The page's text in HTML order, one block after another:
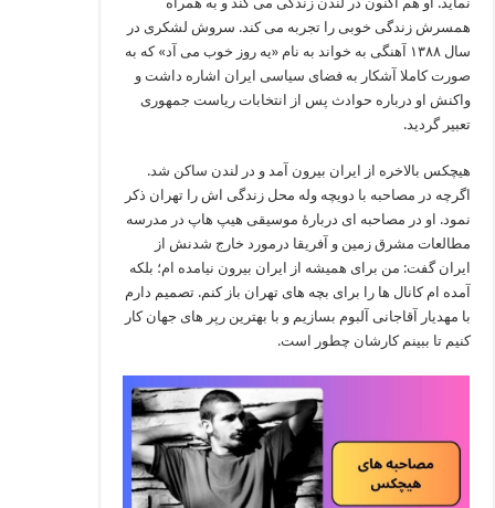
همسرش زندگی خوبی را تجربه می کند. سروش لشکری در
سال ۱۳۸۸ آهنگی به خواند به نام «یه روز خوب می‌ آد» که به
صورت کاملا آشکار به فضای سیاسی ایران اشاره داشت و
واکنش او درباره حوادث پس از انتخابات ریاست جمهوری
تعبیر گردید.
هیچکس بالاخره از ایران بیرون آمد و در لندن ساکن شد.
اگرچه در مصاحبه با دویچه‌ وله محل زندگی اش را تهران ذکر
نمود. او در مصاحبه ای دربارهٔ موسیقی هیپ‌ هاپ در مدرسه
مطالعات مشرق‌ زمین و آفریقا درمورد خارج شدنش از
ایران گفت: من برای همیشه از ایران بیرون نیامده ام؛ بلکه
آمده ام کانال‌ ها را برای بچه‌ های تهران باز کنم. تصمیم دارم
با مهدیار آقاجانی آلبوم بسازیم و با بهترین رپر های جهان کار
کنیم تا ببینم کارشان چطور است.